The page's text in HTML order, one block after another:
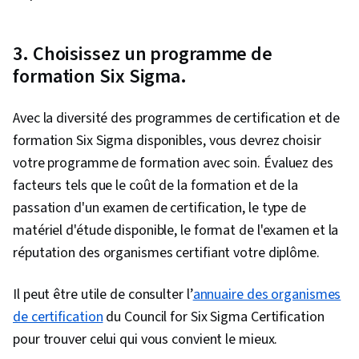
3. Choisissez un programme de
formation Six Sigma.
Avec la diversité des programmes de certification et de
formation Six Sigma disponibles, vous devrez choisir
votre programme de formation avec soin. Évaluez des
facteurs tels que le coût de la formation et de la
passation d'un examen de certification, le type de
matériel d'étude disponible, le format de l'examen et la
réputation des organismes certifiant votre diplôme.
Il peut être utile de consulter l’annuaire des organismes
de certificationdu Council for Six Sigma Certification
pour trouver celui qui vous convient le mieux.